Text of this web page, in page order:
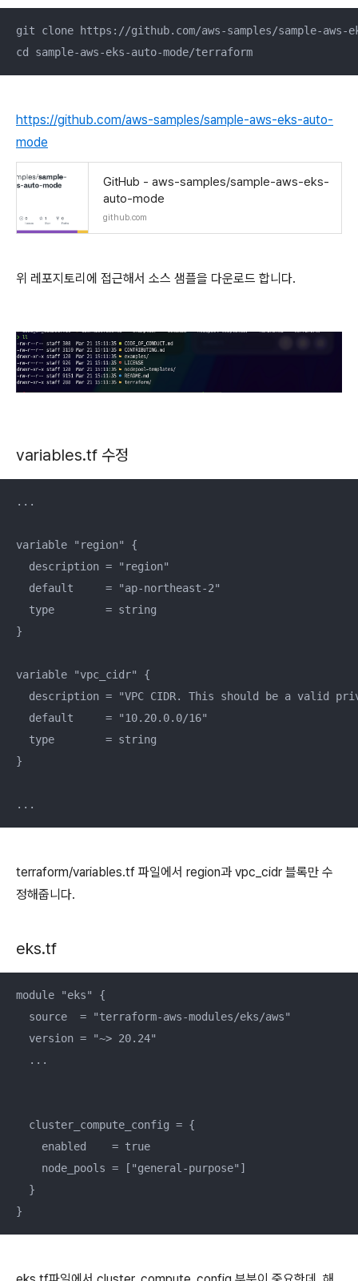
git clone https://github.com/aws-samples/sample-aws-
cd sample-aws-eks-auto-mode/terraform
https://github.com/aws-samples/sample-aws-eks-auto-
mode
GitHub - aws-samples/sample-aws-eks-
auto-mode
github.com
위 레포지토리에 접근해서 소스 샘플을 다운로드 합니다.
variables.tf 수정
...
variable "region" {
  description = "region"
  default     = "ap-northeast-2"
  type        = string
}
variable "vpc_cidr" {
description = "VPC CIDR. This should be a valid
  default     = "10.20.0.0/16"
  type        = string
}
...
terraform/variables.tf 파일에서 region과 vpc_cidr 블록만 수
정해줍니다.
eks.tf
module "eks" {
  source  = "terraform-aws-modules/eks/aws"
  version = "~> 20.24"
  ...
  cluster_compute_config = {
    enabled    = true
    node_pools = ["general-purpose"]
  }
}